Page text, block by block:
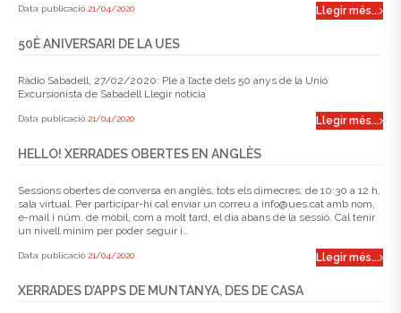
Data publicació 21/04/2020 Llegir més...
50È ANIVERSARI DE LA UES
Ràdio Sabadell, 27/02/2020: Ple a l’acte dels 50 anys de la Unió
Excursionista de Sabadell Llegir notícia
Data publicació 21/04/2020 Llegir més...
HELLO! XERRADES OBERTES EN ANGLÈS
Sessions obertes de conversa en anglès, tots els dimecres, de 10:30 a 12 h,
sala virtual. Per participar-hi cal enviar un correu a info@ues.cat amb nom,
e-mail i núm. de mòbil, com a molt tard, el dia abans de la sessió. Cal tenir
un nivell mínim per poder seguir i…
Data publicació 21/04/2020 Llegir més...
XERRADES D’APPS DE MUNTANYA, DES DE CASA